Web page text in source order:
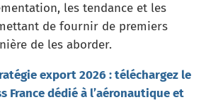
les tendance et les
de fournir de premiers
de les aborder.
export 2026 : téléchargez le
France dédié à l’aéronautique et